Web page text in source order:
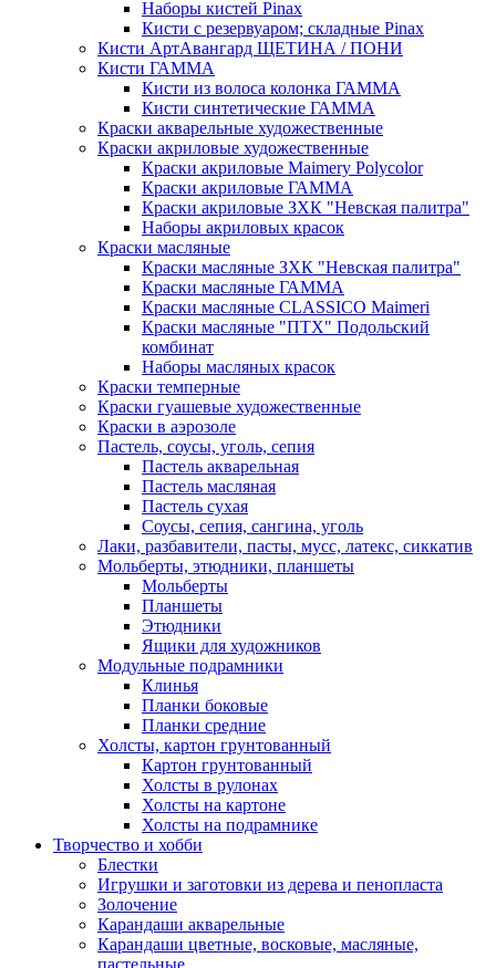
Наборы кистей Pinax
Кисти с резервуаром; складные Pinax
Кисти АртАвангард ЩЕТИНА / ПОНИ
Кисти ГАММА
Кисти из волоса колонка ГАММА
Кисти синтетические ГАММА
Краски акварельные художественные
Краски акриловые художественные
Краски акриловые Maimery Polycolor
Краски акриловые ГАММА
Краски акриловые ЗХК "Невская палитра"
Наборы акриловых красок
Краски масляные
Краски масляные ЗХК "Невская палитра"
Краски масляные ГАММА
Краски масляные CLASSICO Maimeri
Краски масляные "ПТХ" Подольский
комбинат
Наборы масляных красок
Краски темперные
Краски гуашевые художественные
Краски в аэрозоле
Пастель, соусы, уголь, сепия
Пастель акварельная
Пастель масляная
Пастель сухая
Соусы, сепия, сангина, уголь
Лаки, разбавители, пасты, мусс, латекс, сиккатив
Мольберты, этюдники, планшеты
Мольберты
Планшеты
Этюдники
Ящики для художников
Модульные подрамники
Клинья
Планки боковые
Планки средние
Холсты, картон грунтованный
Картон грунтованный
Холсты в рулонах
Холсты на картоне
Холсты на подрамнике
Творчество и хобби
Блестки
Игрушки и заготовки из дерева и пенопласта
Золочение
Карандаши акварельные
Карандаши цветные, восковые, масляные,
пастельные